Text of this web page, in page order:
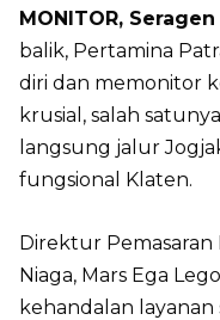
MONITOR, Seragen
balik, Pertamina
diri dan memonitor
krusial, salah
langsung jalur
fungsional Klaten.
Direktur Pemasaran
Niaga, Mars Ega
kehandalan layanan